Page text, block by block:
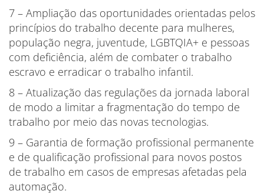
7 – Ampliação das oportunidades orientadas pelos
princípios do trabalho decente para mulheres,
população negra, juventude, LGBTQIA+ e pessoas
com deficiência, além de combater o trabalho
escravo e erradicar o trabalho infantil.
8 – Atualização das regulações da jornada laboral
de modo a limitar a fragmentação do tempo de
trabalho por meio das novas tecnologias.
9 – Garantia de formação profissional permanente
e de qualificação profissional para novos postos
de trabalho em casos de empresas afetadas pela
automação.